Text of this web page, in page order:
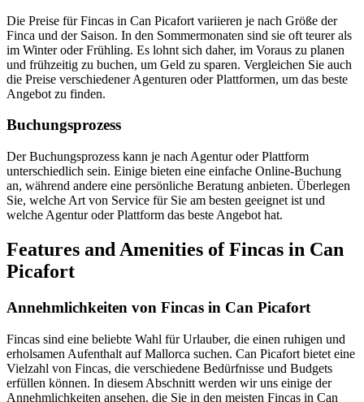
Die Preise für Fincas in Can Picafort variieren je nach Größe der
Finca und der Saison. In den Sommermonaten sind sie oft teurer als
im Winter oder Frühling. Es lohnt sich daher, im Voraus zu planen
und frühzeitig zu buchen, um Geld zu sparen. Vergleichen Sie auch
die Preise verschiedener Agenturen oder Plattformen, um das beste
Angebot zu finden.
Buchungsprozess
Der Buchungsprozess kann je nach Agentur oder Plattform
unterschiedlich sein. Einige bieten eine einfache Online-Buchung
an, während andere eine persönliche Beratung anbieten. Überlegen
Sie, welche Art von Service für Sie am besten geeignet ist und
welche Agentur oder Plattform das beste Angebot hat.
Features and Amenities of Fincas in Can
Picafort
Annehmlichkeiten von Fincas in Can Picafort
Fincas sind eine beliebte Wahl für Urlauber, die einen ruhigen und
erholsamen Aufenthalt auf Mallorca suchen. Can Picafort bietet eine
Vielzahl von Fincas, die verschiedene Bedürfnisse und Budgets
erfüllen können. In diesem Abschnitt werden wir uns einige der
Annehmlichkeiten ansehen, die Sie in den meisten Fincas in Can